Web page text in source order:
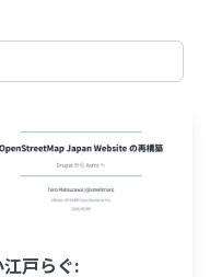
戸らぐ: